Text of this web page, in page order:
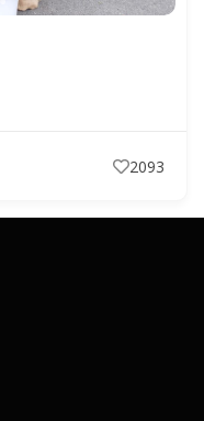
2093